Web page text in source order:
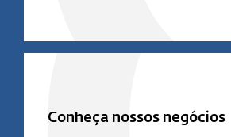
Conheça nossos negócios